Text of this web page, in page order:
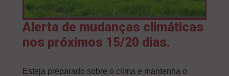
Alerta de mudanças climáticas
nos próximos 15/20 dias.
Esteja preparado sobre o clima e mantenha o